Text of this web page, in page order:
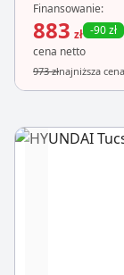
Finansowanie:
883 zł -90 zł
cena netto
973 złnajniższa cena